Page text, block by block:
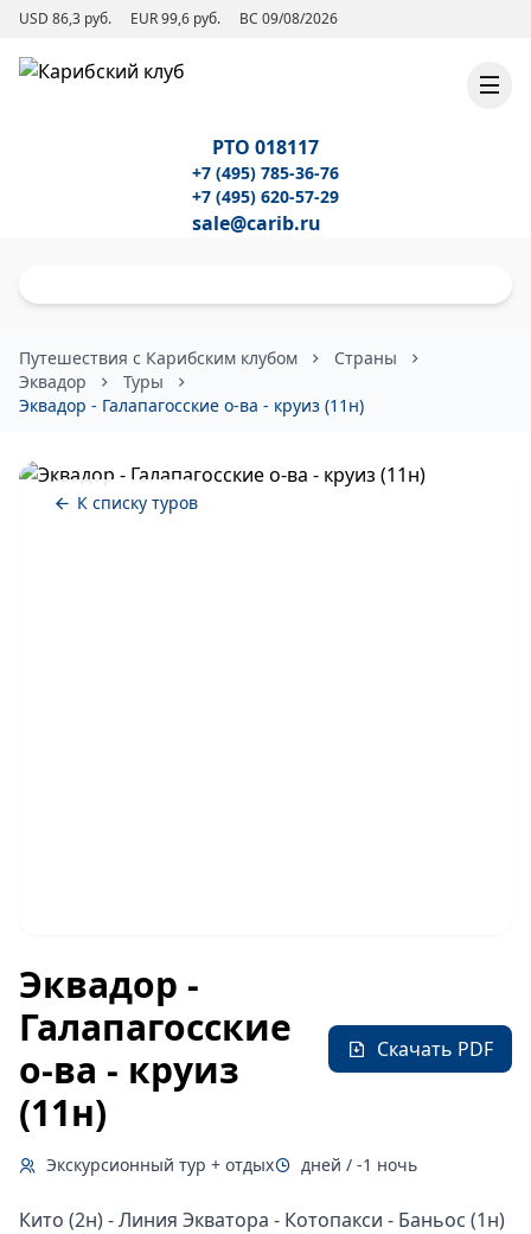
USD 86,3 руб. EUR 99,6 руб. ВС 09/08/2026
РТО 018117
+7 (495) 785-36-76
+7 (495) 620-57-29
sale@carib.ru
Путешествия с Карибским клубом
Страны
Эквадор
Туры
Эквадор - Галапагосские о-ва - круиз (11н)
К списку туров
Эквадор -
Галапагосские
о-ва - круиз
(11н)
Скачать PDF
Экскурсионный тур + отдых дней / -1 ночь
Кито (2н) - Линия Экватора - Котопакси - Баньос (1н)